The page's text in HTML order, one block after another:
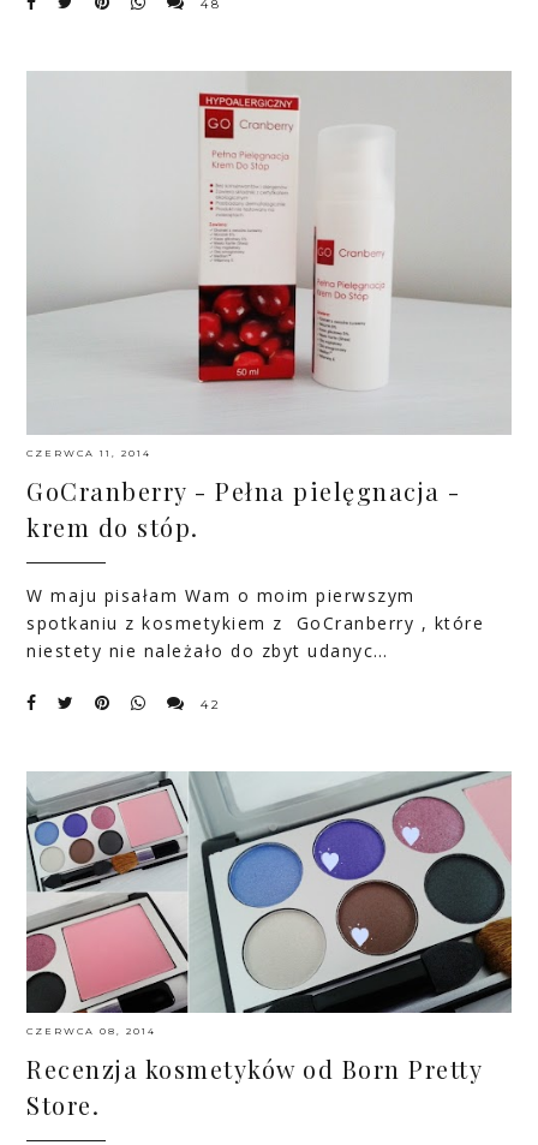
48
CZERWCA 11, 2014
GoCranberry - Pełna pielęgnacja -
krem do stóp.
W maju pisałam Wam o moim pierwszym
spotkaniu z kosmetykiem z GoCranberry , które
niestety nie należało do zbyt udanyc…
42
CZERWCA 08, 2014
Recenzja kosmetyków od Born Pretty
Store.